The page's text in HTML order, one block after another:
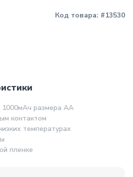
Код товара: #13530
1000мАч размера АА
контактом
температурах
пленке